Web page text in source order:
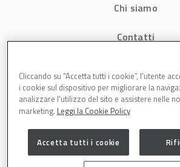
Chi siamo
Contatti
Cookies
Cliccando su “Accetta tutti i cookie”, l'utente
i cookie sul dispositivo per migliorare la
analizzare l'utilizzo del sito e assistere nelle
marketing. Leggi la Cookie Policy
Accetta tutti i cookie